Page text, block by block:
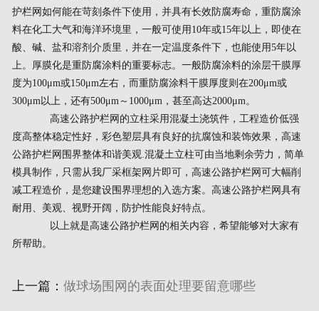
护栏网如何能在苛刻条件下使用，并具有长效防腐寿命，重防腐涂
料在化工大气和海洋环境里，一般可使用10年或15年以上，即使在
酸、碱、盐和溶剂介质里，并在一定温度条件下，也能使用5年以
上。厚膜化是重防腐涂料的重要标志。一般防腐涂料的涂层干膜厚
度为100μm或150μm左右，而重防腐涂料干膜厚度则在200μm或
300μm以上，还有500μm～1000μm，甚至高达2000μm。
高速公路护栏网的立柱采用混凝土浇筑件，工程造价低强
度高整体稳定性好，彩色塑层具有良好的抗腐蚀和装饰效果，高速
公路护栏网围界整体和谐美观.混凝土立柱可由当地剩余劳力，简单
模具制作，只需从我厂采框架网片即可，高速公路护栏网可大幅削
减工程造价，是您建设围界理想的入选方案。高速公路护栏网具有
耐用、美观、视野开阔，防护性能良好特点。
以上就是高速公路护栏网的相关内容，希望能够对大家有
所帮助。
上一篇： 做球场围网的表面处理要留意哪些